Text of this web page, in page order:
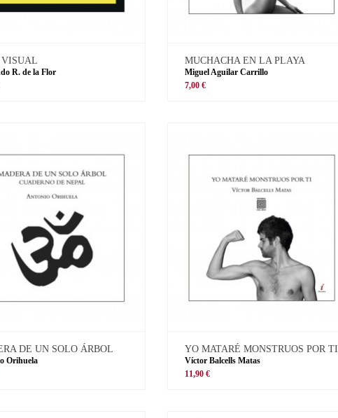
VISUAL
R. de la Flor
MUCHACHA EN LA PLAYA
Miguel Aguilar Carrillo
7,00 €
DE UN SOLO ÁRBOL
Orihuela
YO MATARÉ MONSTRUOS POR TI
Víctor Balcells Matas
11,90 €